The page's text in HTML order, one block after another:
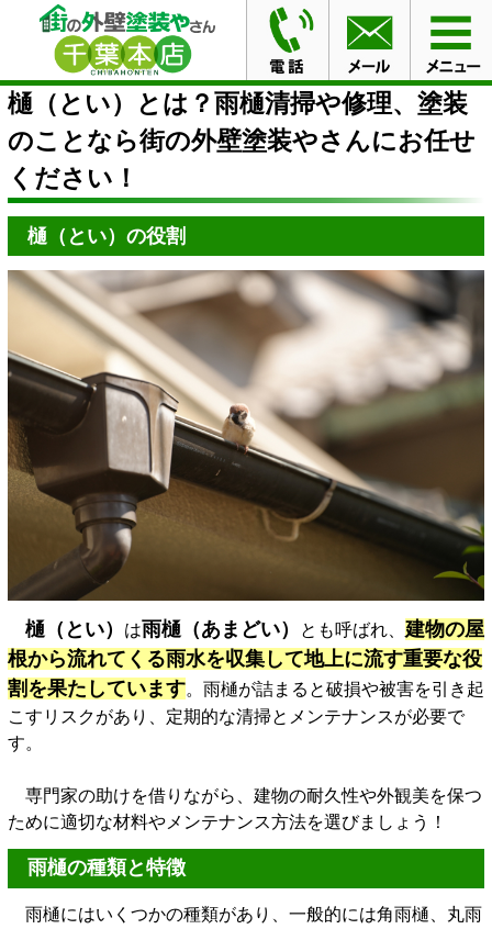
HOME ブログ
樋（とい）とは？雨樋清掃や修理、塗装
のことなら街の外壁塗装やさんにお任せください！
樋（とい）とは？雨樋清掃や修理、塗装
のことなら街の外壁塗装やさんにお任せ
ください！
樋（とい）の役割
樋（とい） は雨樋（あまどい） とも呼ばれ、 建物の屋
根から流れてくる雨水を収集して地上に流す重要な役
割を果たしています。雨樋が詰まると破損や被害を引き起
こすリスクがあり、定期的な清掃とメンテナンスが必要で
す。
専門家の助けを借りながら、建物の耐久性や外観美を保つ
ために適切な材料やメンテナンス方法を選びましょう！
雨樋の種類と特徴
雨樋にはいくつかの種類があり、一般的には角雨樋、丸雨